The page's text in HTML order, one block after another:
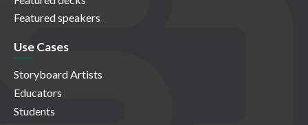
Featured speakers
Use Cases
Storyboard Artists
Educators
Students